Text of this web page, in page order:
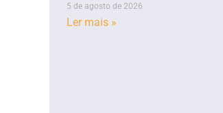
5 de agosto de 2026
Ler mais »